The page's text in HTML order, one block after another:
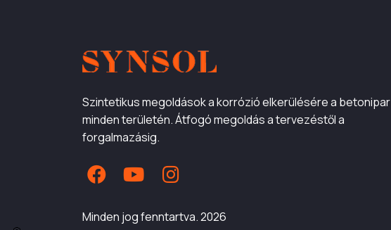
Szintetikus megoldások a korrózió elkerülésére a betonipar
minden területén. Átfogó megoldás a tervezéstől a
forgalmazásig.
Minden jog fenntartva. 2026